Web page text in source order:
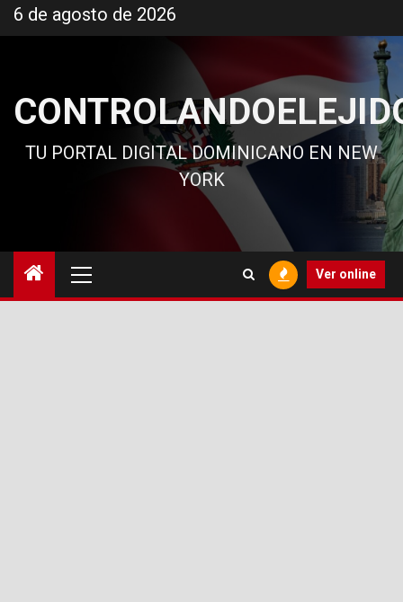
al
6 de agosto de 2026
TU PORTAL DIGITAL DOMINICANO EN NEW
YORK
principal
Ver online